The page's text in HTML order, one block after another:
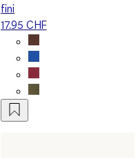
fini
17.95 CHF